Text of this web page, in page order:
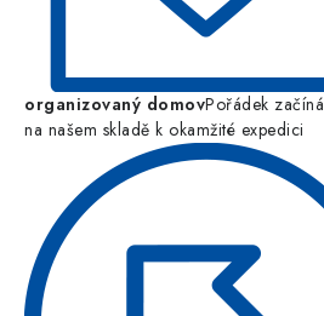
organizovaný domovPořádek
na našem skladě k okamžité expedici